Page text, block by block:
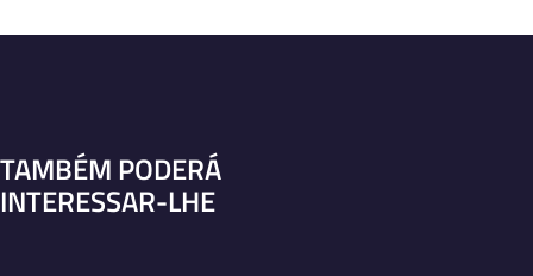
TAMBÉM PODERÁ
INTERESSAR-LHE